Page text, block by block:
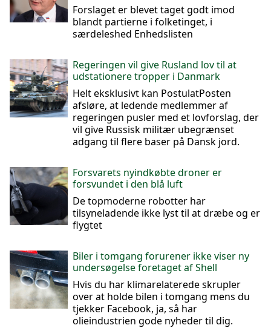
Forslaget er blevet taget godt imod
blandt partierne i folketinget, i
særdeleshed Enhedslisten
Regeringen vil give Rusland lov til at
udstationere tropper i Danmark
Helt eksklusivt kan PostulatPosten
afsløre, at ledende medlemmer af
regeringen pusler med et lovforslag, der
vil give Russisk militær ubegrænset
adgang til flere baser på Dansk jord.
Forsvarets nyindkøbte droner er
forsvundet i den blå luft
De topmoderne robotter har
tilsyneladende ikke lyst til at dræbe og er
flygtet
Biler i tomgang forurener ikke viser ny
undersøgelse foretaget af Shell
Hvis du har klimarelaterede skrupler
over at holde bilen i tomgang mens du
tjekker Facebook, ja, så har
olieindustrien gode nyheder til dig.